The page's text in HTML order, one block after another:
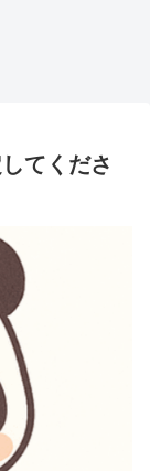
てくださ